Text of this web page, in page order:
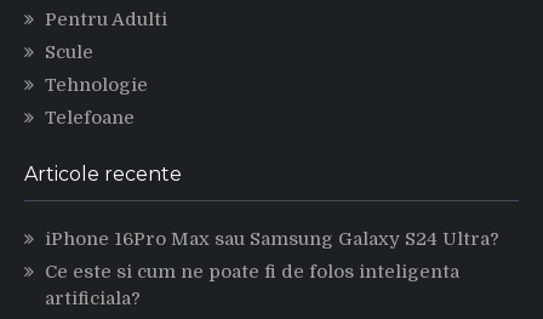
Pentru Adulti
Scule
Tehnologie
Telefoane
Articole recente
iPhone 16Pro Max sau Samsung Galaxy S24 Ultra?
Ce este si cum ne poate fi de folos inteligenta
artificiala?